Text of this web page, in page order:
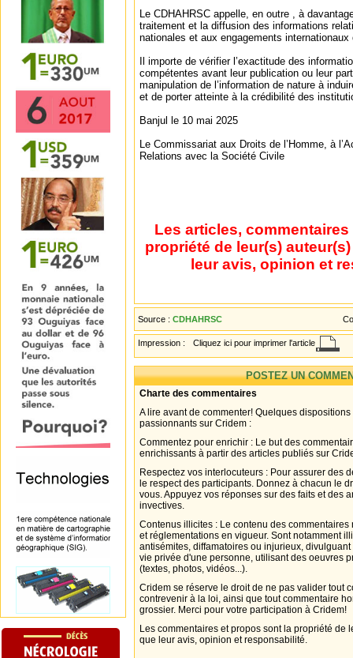
Le CDHAHRSC appelle, en outre , à
traitement et la diffusion des informations
nationales et aux engagements internationaux
Il importe de vérifier l’exactitude des
compétentes avant leur publication ou leur
manipulation de l’information de nature à
et de porter atteinte à la crédibilité des
Banjul le 10 mai 2025
Le Commissariat aux Droits de l’Homme, à
Relations avec la Société Civile
Les articles,
propriété de leur(s)
leur avis, opinion et
Source : CDHAHRSC
Impression : Cliquez ici pour imprimer l'article
POSTEZ UN
Charte des commentaires
A lire avant de commenter! Quelques
passionnants sur Cridem :
Commentez pour enrichir : Le but des
enrichissants à partir des articles publiés sur
Respectez vos interlocuteurs : Pour assurer des
le respect des participants. Donnez à chacun le
vous. Appuyez vos réponses sur des faits et des
invectives.
Contenus illicites : Le contenu des
et réglementations en vigueur. Sont notamment
antisémites, diffamatoires ou injurieux,
vie privée d'une personne, utilisant des oeuvres
(textes, photos, vidéos...).
Cridem se réserve le droit de ne pas valider tout
contrevenir à la loi, ainsi que tout commentaire
grossier. Merci pour votre participation à Cridem!
Les commentaires et propos sont la propriété de
que leur avis, opinion et responsabilité.